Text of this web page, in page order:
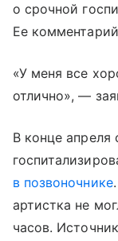
о срочной
Ее
«У меня все
отлично», —
В конце апреля
в позвоночнике
артистка не
часов.